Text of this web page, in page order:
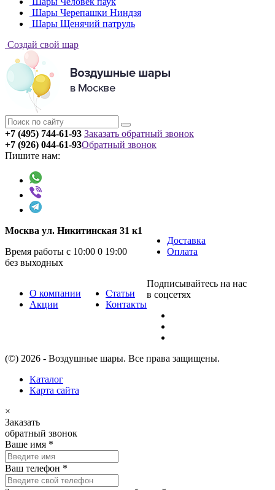
Шары Черепашки Ниндзя
Шары Щенячий патруль
Создай свой шар
+7 (495) 744-61-93 Заказать обратный звонок
+7 (926) 044-61-93
Пишите нам:
Обратный звонок
Москва ул. Никитинская 31 к1
Время работы с 10:00 0 19:00
без выходных
Доставка
Оплата
О компании
Акции
Статьи
Контакты
Подписывайтесь на нас
в соцсетях
(©) 2026 - Воздушные шары. Все права защищены.
Каталог
Карта сайта
×
Заказать
обратный звонок
Ваше имя *
Ваш телефон *